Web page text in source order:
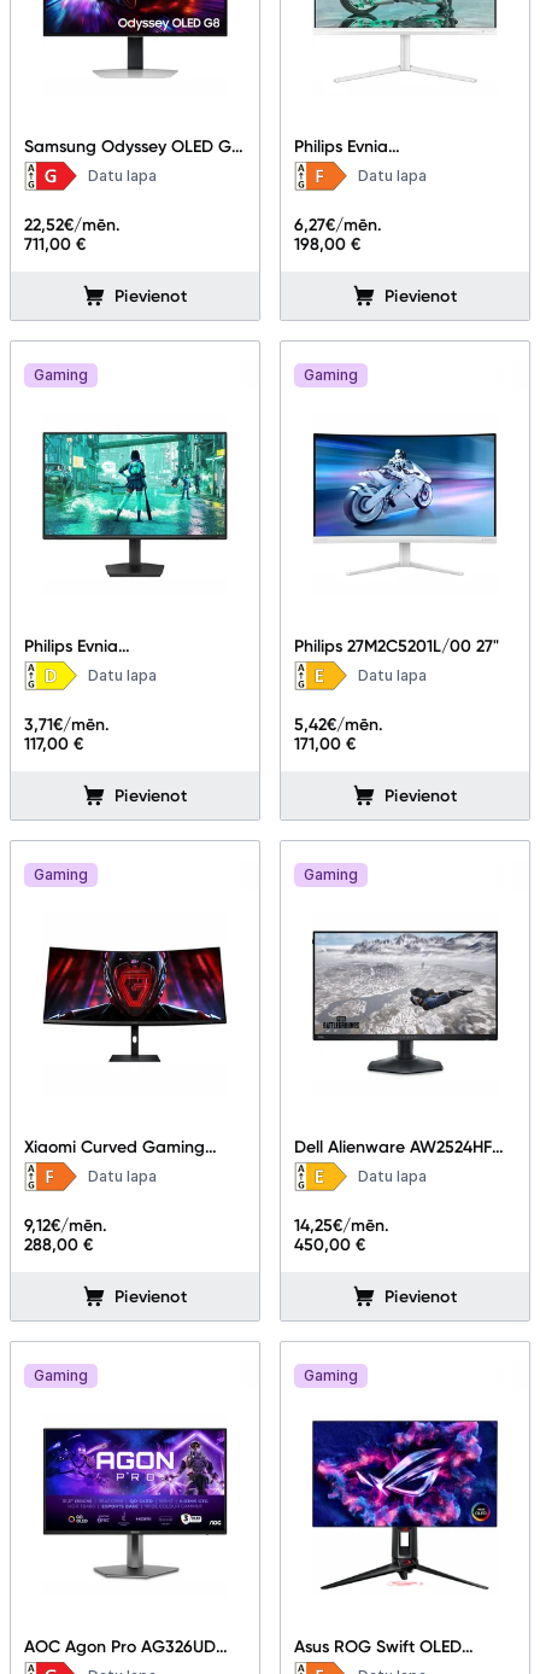
Samsung Odyssey OLED G8
LS27FG810SUXEN 27"
Datu lapa
711,00 €
22,52€/mēn.
Pievienot
Philips Evnia
27M2N3501PA/00 27"
Datu lapa
198,00 €
6,27€/mēn.
Pievienot
Gaming
Philips Evnia
24M2N3200NF/00 23.8"
Datu lapa
117,00 €
3,71€/mēn.
Pievienot
Gaming
Philips 27M2C5201L/00 27"
Datu lapa
171,00 €
5,42€/mēn.
Pievienot
Gaming
Xiaomi Curved Gaming
G34WQi 34"Datu lapa
288,00 €
9,12€/mēn.
Pievienot
Gaming
Dell Alienware AW2524HF
25"
Datu lapa
450,00 €
14,25€/mēn.
Pievienot
Gaming
AOC Agon Pro AG326UD
31.5"
Gaming
Asus ROG Swift OLED
PG27AQDP 26.5"